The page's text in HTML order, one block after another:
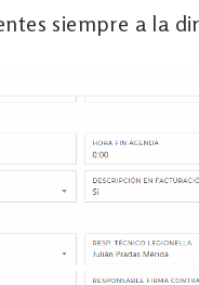
siempre a la